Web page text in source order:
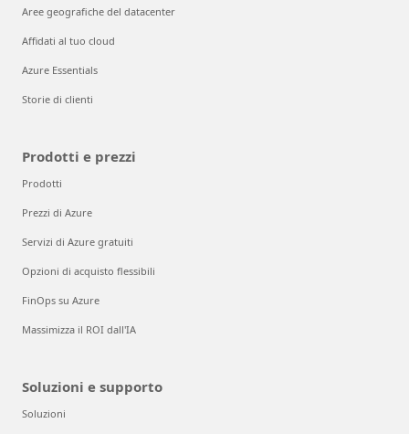
Aree geografiche del datacenter
Affidati al tuo cloud
Azure Essentials
Storie di clienti
Prodotti e prezzi
Prodotti
Prezzi di Azure
Servizi di Azure gratuiti
Opzioni di acquisto flessibili
FinOps su Azure
Massimizza il ROI dall'IA
Soluzioni e supporto
Soluzioni